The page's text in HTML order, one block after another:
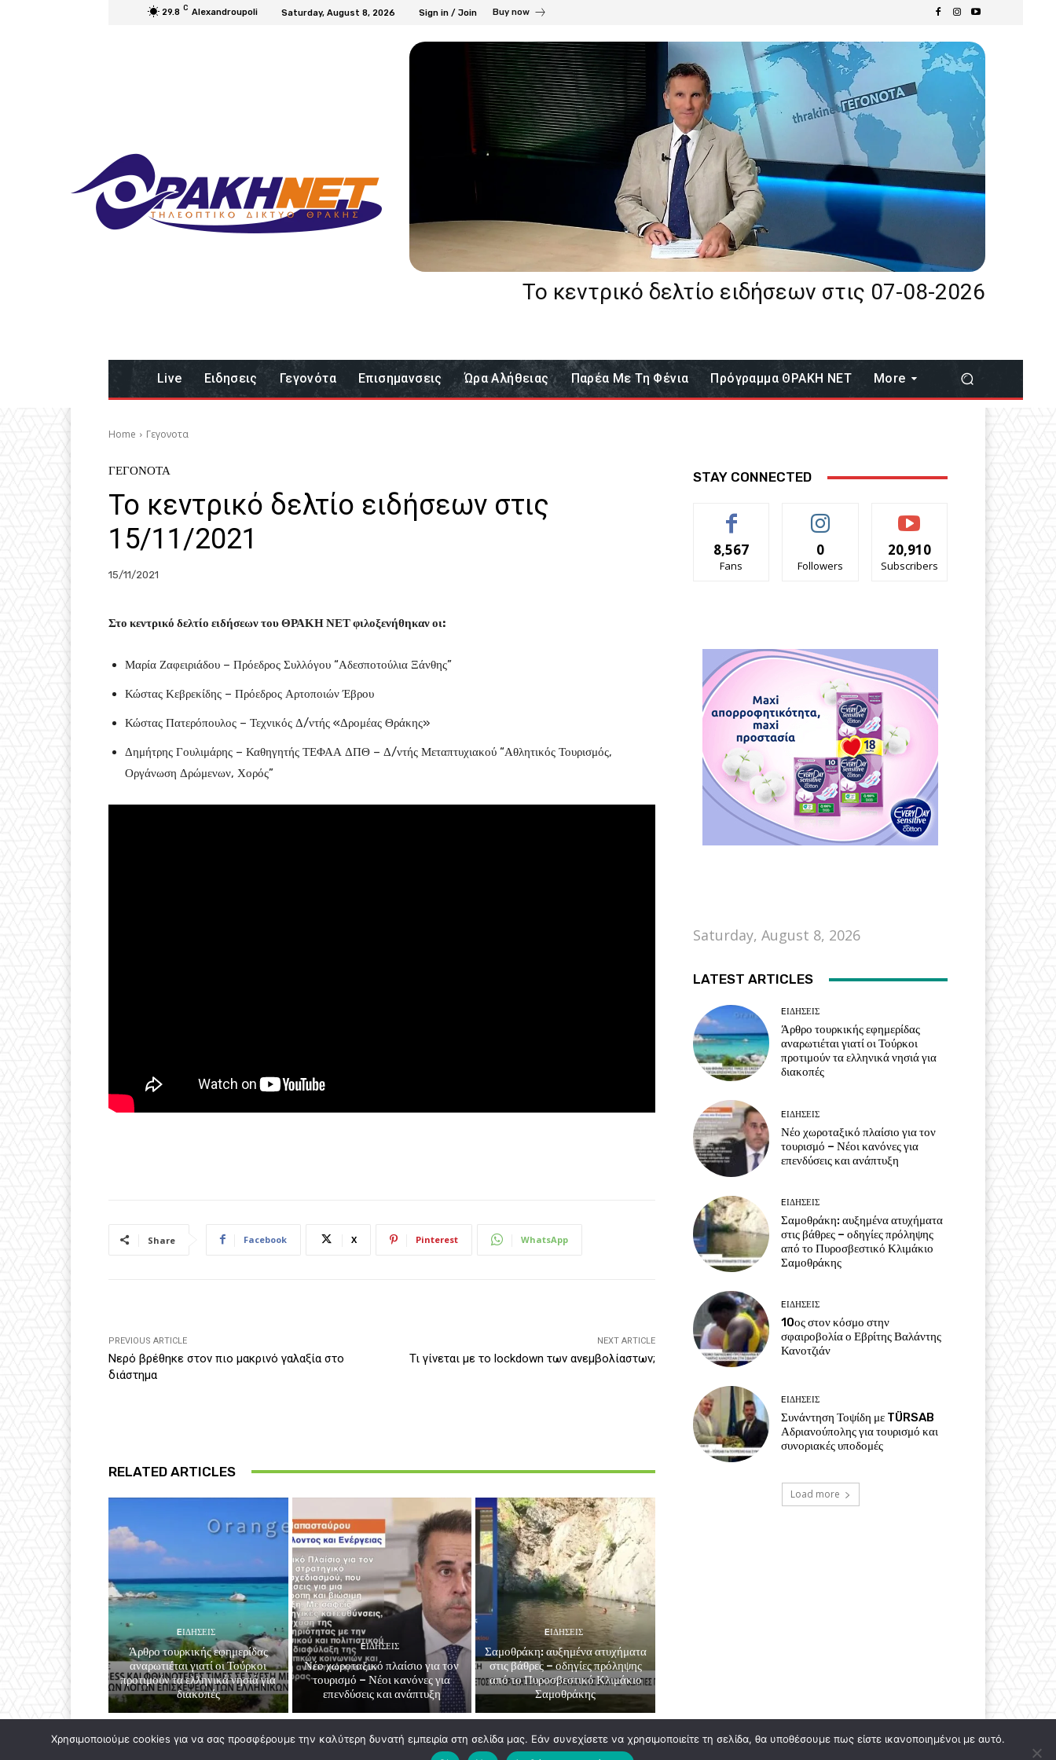
29.8 C Alexandroupoli Saturday, August 8, 2026 Sign in / Join Buy now
Το κεντρικό δελτίο ειδήσεων στις 07-08-2026
Live Eιδησεις Γεγονότα Επισημανσεις Ώρα Αλήθειας Παρέα Με Τη Φένια Πρόγραμμα ΘΡΑΚΗ ΝΕΤ More
Home Γεγονοτα
ΓΕΓΟΝΟΤΑ
Το κεντρικό δελτίο ειδήσεων στις
15/11/2021
15/11/2021
Στο κεντρικό δελτίο ειδήσεων του ΘΡΑΚΗ ΝΕΤ φιλοξενήθηκαν οι:
Μαρία Ζαφειριάδου – Πρόεδρος Συλλόγου “Αδεσποτούλια Ξάνθης”
Κώστας Κεβρεκίδης – Πρόεδρος Αρτοποιών Έβρου
Κώστας Πατερόπουλος – Τεχνικός Δ/ντής «Δρομέας Θράκης»
Δημήτρης Γουλιμάρης – Καθηγητής ΤΕΦΑΑ ΔΠΘ – Δ/ντής Μεταπτυχιακού “Αθλητικός Τουρισμός,
Οργάνωση Δρώμενων, Χορός”
Share Facebook X Pinterest WhatsApp
PREVIOUS ARTICLE
Νερό βρέθηκε στον πιο μακρινό γαλαξία στο
διάστημα
NEXT ARTICLE
Τι γίνεται με το lockdown των ανεμβολίαστων;
RELATED ARTICLES
EΙΔΗΣΕΙΣ
Άρθρο τουρκικής εφημερίδας
αναρωτιέται γιατί οι Τούρκοι
προτιμούν τα ελληνικά νησιά για
διακοπές
EΙΔΗΣΕΙΣ
Νέο χωροταξικό πλαίσιο για τον
τουρισμό – Νέοι κανόνες για
επενδύσεις και ανάπτυξη
EΙΔΗΣΕΙΣ
Σαμοθράκη: αυξημένα ατυχήματα
στις βάθρες – οδηγίες πρόληψης
από το Πυροσβεστικό Κλιμάκιο
Σαμοθράκης
STAY CONNECTED
8,567
Fans
0
Followers
20,910
Subscribers
Saturday, August 8, 2026
LATEST ARTICLES
EΙΔΗΣΕΙΣ
Άρθρο τουρκικής εφημερίδας
αναρωτιέται γιατί οι Τούρκοι
προτιμούν τα ελληνικά νησιά για
διακοπές
EΙΔΗΣΕΙΣ
Νέο χωροταξικό πλαίσιο για τον
τουρισμό – Νέοι κανόνες για
επενδύσεις και ανάπτυξη
EΙΔΗΣΕΙΣ
Σαμοθράκη: αυξημένα ατυχήματα
στις βάθρες – οδηγίες πρόληψης
από το Πυροσβεστικό Κλιμάκιο
Σαμοθράκης
EΙΔΗΣΕΙΣ
10ος στον κόσμο στην
σφαιροβολία ο Εβρίτης Βαλάντης
Κανοτζιάν
EΙΔΗΣΕΙΣ
Συνάντηση Τοψίδη με TÜRSAB
Αδριανούπολης για τουρισμό και
συνοριακές υποδομές
Load more
Χρησιμοποιούμε cookies για να σας προσφέρουμε την καλύτερη δυνατή εμπειρία στη σελίδα μας. Εάν συνεχίσετε να χρησιμοποιείτε τη σελίδα, θα υποθέσουμε πως είστε ικανοποιημένοι με αυτό.